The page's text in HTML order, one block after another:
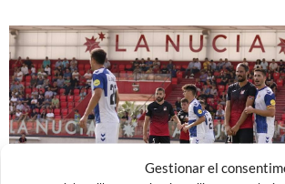
Gestionar el